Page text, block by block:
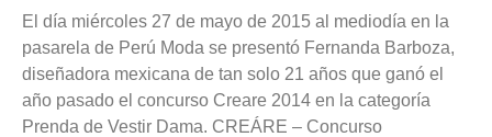
El día miércoles 27 de mayo de 2015 al mediodía en la
pasarela de Perú Moda se presentó Fernanda Barboza,
diseñadora mexicana de tan solo 21 años que ganó el
año pasado el concurso Creare 2014 en la categoría
Prenda de Vestir Dama. CREÁRE – Concurso